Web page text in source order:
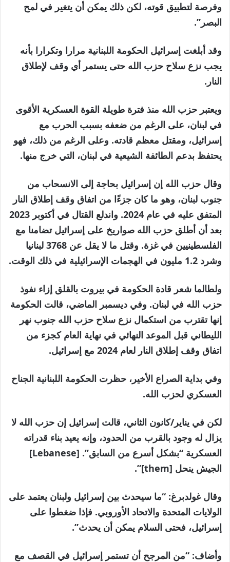
وفرصة لتطبيق قوته، لكن ذلك يمكن أن يتغير في لمح
البصر”.
وقد أبلغت إسرائيل الحكومة اللبنانية مرارا وتكرارا بأنه
يجب نزع سلاح حزب الله حتى يستمر أي وقف لإطلاق
النار.
ويعتبر حزب الله منذ فترة طويلة القوة العسكرية الأقوى
في لبنان، على الرغم من ضعفه بسبب الحرب مع
إسرائيل، ومقتل معظم قادته. وعلى الرغم من ذلك، فهو
يحتفظ بدعم الطائفة الشيعية في لبنان، التي خرج منها.
وقال حزب الله إن إسرائيل بحاجة إلى الانسحاب من
جنوب لبنان، وهو ما كان جزءًا من اتفاق وقف إطلاق النار
المتفق عليه في عام 2024. واندلع القتال في أكتوبر 2023
بعد أن أطلق حزب الله صواريخ على إسرائيل تضامنا مع
الفلسطينيين في غزة. وقتل ما لا يقل عن 3768 لبنانيا
وشرد 1.2 مليون في الهجمات الإسرائيلية في ذلك الوقت.
ولطالما شعر قادة الحكومة في بيروت بالقلق إزاء نفوذ
حزب الله في لبنان. وفي ديسمبر الماضي، قالت الحكومة
إنها تقترب من استكمال نزع سلاح حزب الله جنوب نهر
الليطاني قبل الموعد النهائي في نهاية العام كجزء من
اتفاق وقف إطلاق النار لعام 2024 مع إسرائيل.
وفي بداية الصراع الأخير، حظرت الحكومة اللبنانية الجناح
العسكري لحزب الله.
لكن في يناير/كانون الثاني، قالت إسرائيل إن حزب الله لا
يزال له وجود بالقرب من الحدود، وإنه يعيد بناء قدراته
العسكرية “بشكل أسرع من السابق”. [Lebanese]
الجيش ينحل [them]”.
وقال غولدبرغ: “ما سيحدث بين إسرائيل ولبنان يعتمد على
الولايات المتحدة والاتحاد الأوروبي. فإذا ضغطوا على
إسرائيل، فحتى السلام يمكن أن يحدث”.
وأضاف: “من المرجح أن تستمر إسرائيل في القصف مع